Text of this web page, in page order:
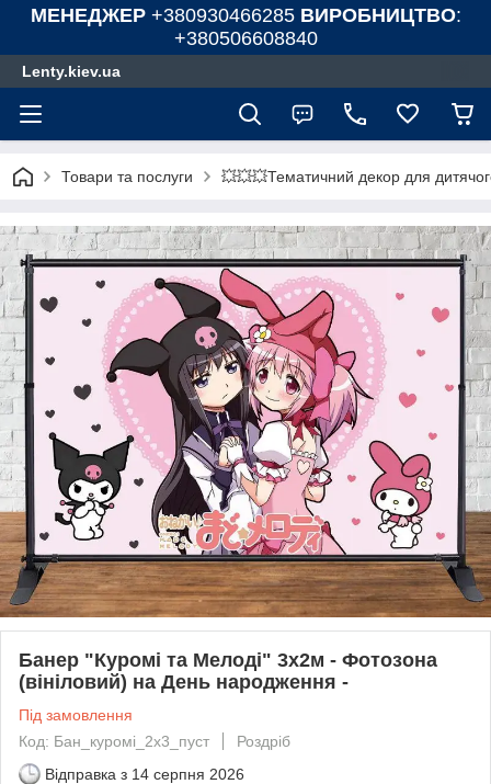
МЕНЕДЖЕР +380930466285 ВИРОБНИЦТВО:
+380506608840
Lenty.kiev.ua
Товари та послуги 💥💥💥Тематичний декор для
Банер "Куромі та Мелоді" 3х2м - Фотозона
(вініловий) на День народження -
Під замовлення
Код: Бан_куромі_2х3_пуст
Роздріб
Відправка з 14 серпня 2026